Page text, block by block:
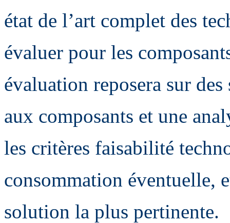
état de l’art complet des
évaluer pour les
évaluation reposera sur
aux composants et une
les critères faisabilité
consommation éventuelle,
solution la plus pertinente.